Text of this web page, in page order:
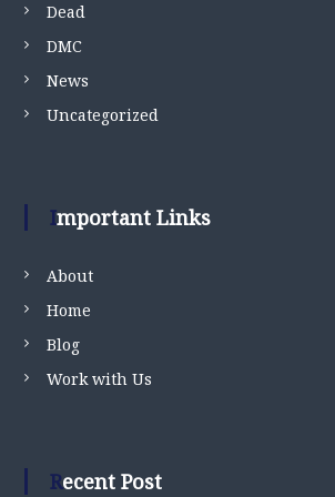
Dead
DMC
News
Uncategorized
Important Links
About
Home
Blog
Work with Us
Recent Post